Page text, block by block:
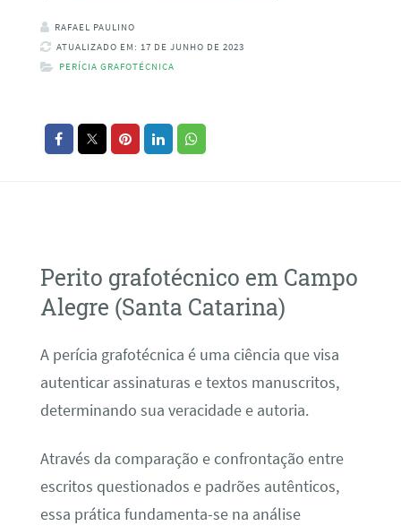
RAFAEL PAULINO
ATUALIZADO EM: 17 DE JUNHO DE 2023
PERÍCIA GRAFOTÉCNICA
Perito grafotécnico em Campo
Alegre (Santa Catarina)
A perícia grafotécnica é uma ciência que visa
autenticar assinaturas e textos manuscritos,
determinando sua veracidade e autoria.
Através da comparação e confrontação entre
escritos questionados e padrões autênticos,
essa prática fundamenta-se na análise